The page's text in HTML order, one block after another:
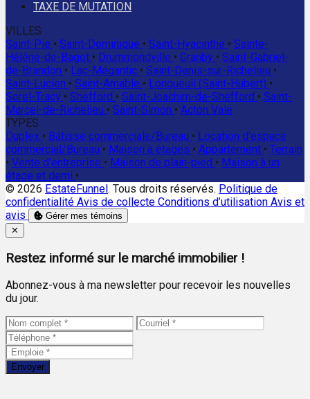
TAXE DE MUTATION
VILLES
Saint-Pie • Saint-Dominique • Saint-Hyacinthe • Sainte-
Hélène-de-Bagot • Drummondville • Granby • Saint-Gabriel-
de-Brandon • Lac-Mégantic • Saint-Denis-sur-Richelieu •
Saint-Lucien • Saint-Amable • Longueuil (Saint-Hubert) •
Sorel-Tracy • Shefford • Saint-Joachim-de-Shefford • Saint-
Marcel-de-Richelieu • Saint-Simon • Acton Vale
TYPES
Duplex • Bâtisse commerciale/Bureau • Location d'espace
commercial/Bureau • Maison à étages • Appartement • Terrain
• Vente d'entreprise • Maison de plain-pied • Maison à un
étage et demi •
© 2026 EstateFunnel. Tous droits réservés. Politique de
confidentialité Avis de collecte Conditions d’utilisation Avis et
avis
Gérer mes témoins
Close
✕
Restez informé sur le marché immobilier !
Abonnez-vous à ma newsletter pour recevoir les nouvelles
du jour.
Envoyer